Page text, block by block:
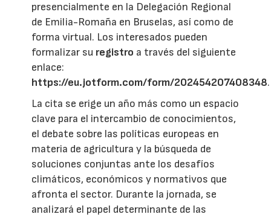
presencialmente en la Delegación Regional
de Emilia-Romaña en Bruselas, así como de
forma virtual. Los interesados pueden
formalizar su registro a través del siguiente
enlace:
https://eu.jotform.com/form/202454207408348.
La cita se erige un año más como un espacio
clave para el intercambio de conocimientos,
el debate sobre las políticas europeas en
materia de agricultura y la búsqueda de
soluciones conjuntas ante los desafíos
climáticos, económicos y normativos que
afronta el sector. Durante la jornada, se
analizará el papel determinante de las